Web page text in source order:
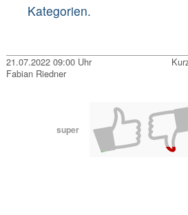
Kategorien.
21.07.2022 09:00 Uhr
Fabian Riedner
super